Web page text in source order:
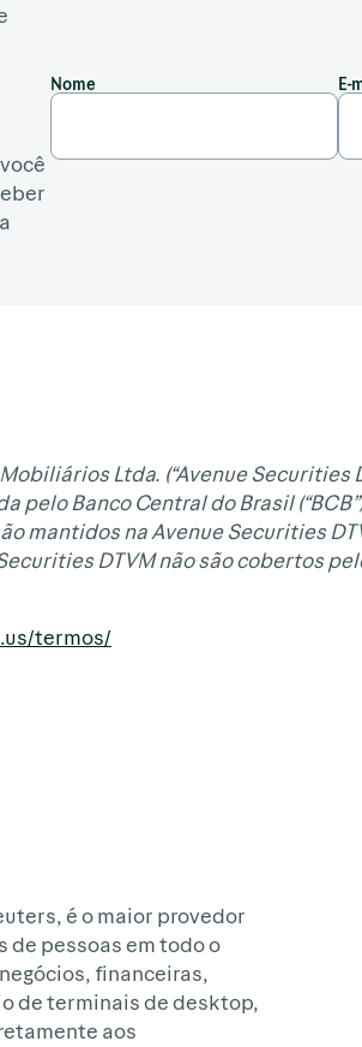
Nome E-
Ltda. (“Avenue Securities
Banco Central do Brasil
mantidos na Avenue Securities
DTVM não são cobertos
termos/
é o maior provedor
pessoas em todo o
financeiras,
de terminais de desktop,
aos